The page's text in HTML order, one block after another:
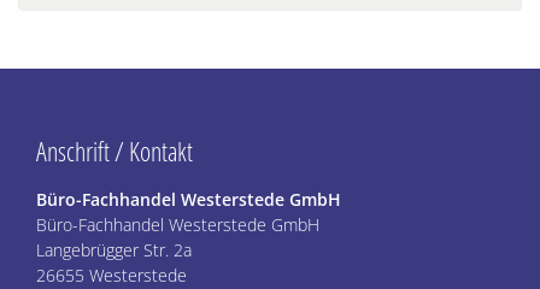
Anschrift / Kontakt
Büro-Fachhandel Westerstede GmbH
Büro-Fachhandel Westerstede GmbH
Langebrügger Str. 2a
26655 Westerstede